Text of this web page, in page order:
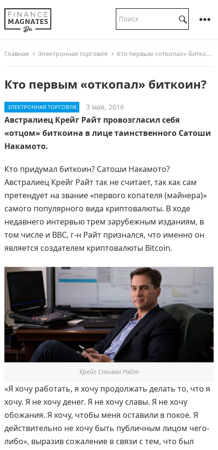
Главная Электронная торговля Кто первым «откопал» биткоин?
Кто первым «откопал» биткоин?
ЭЛЕКТРОННАЯ ТОРГОВЛЯ 3 мая, 2016
Австралиец Крейг Райт провозгласил себя
«отцом» биткоина в лице таинственного Сатоши
Накамото.
Кто придумал биткоин? Сатоши Накамото?
Австралиец Крейг Райт так не считает, так как сам
претендует на звание «первого копателя (майнера)»
самого популярного вида криптовалюты. В ходе
недавнего интервью трем зарубежным изданиям, в
том числе и BBC, г-н Райт признался, что именно он
является создателем криптовалюты Bitcoin.
Крейг Стивен Райт
«Я хочу работать, я хочу продолжать делать то, что я
хочу. Я не хочу денег. Я не хочу славы. Я не хочу
обожания. Я хочу, чтобы меня оставили в покое. Я
действительно не хочу быть публичным лицом чего-
либо», выразив сожаление в связи с тем, что был